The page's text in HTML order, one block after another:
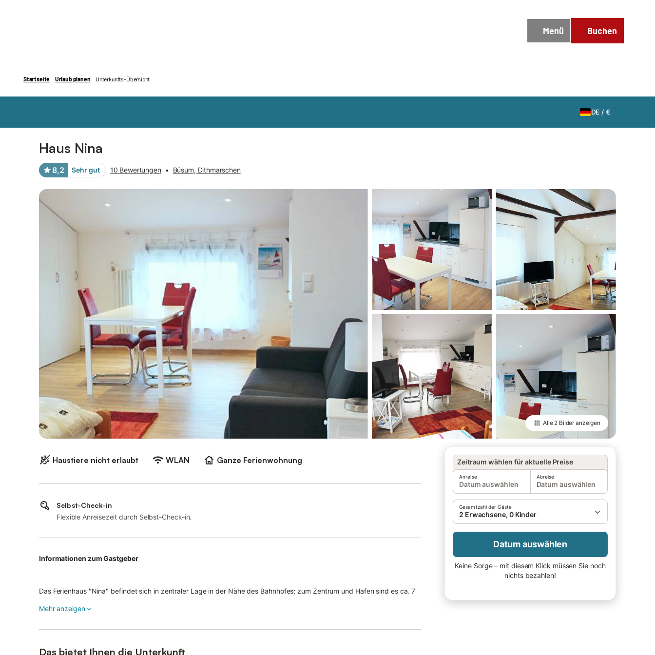
DE /€
Haus Nina
8,2 Sehr gut 10 Bewertungen • Büsum, Dithmarschen
Alle 2 Bilderanzeigen
Haustiere nicht erlaubt WLAN Ganze Ferienwohnung Zeitraum wählen für aktuelle Preise
Anreise
Datum auswählen
Abreise
Datum auswählen
Gesamtzahl der Gäste
2 Erwachsene, 0 Kinder
Datum auswählen
Keine Sorge – mit diesem Klick müssen Sie noch
nichts bezahlen!
Selbst-Check-in
Flexible Anreisezeit durch Selbst-Check-in.
Informationen zum Gastgeber
Das Ferienhaus "Nina" befindet sich in zentraler Lage in der Nähe des Bahnhofes; zum Zentrum und Hafen sind es ca. 7
ersten Etage und sind über einen separaten Eingang zu erreichen.
Mehr anzeigen
Das bietet Ihnen die Unterkunft